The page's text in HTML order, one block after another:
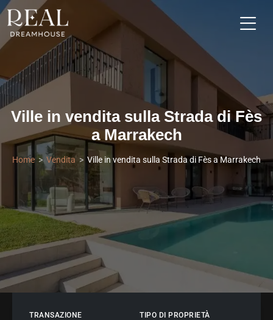
Ville in vendita sulla Strada di Fès
a Marrakech
Home Vendita Ville in vendita sulla Strada di Fès a Marrakech
TRANSAZIONE TIPO DI PROPRIETÀ